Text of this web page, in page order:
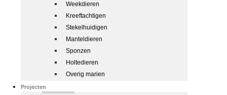
Weekdieren
Kreeftachtigen
Stekelhuidigen
Manteldieren
Sponzen
Holtedieren
Overig marien
Projecten